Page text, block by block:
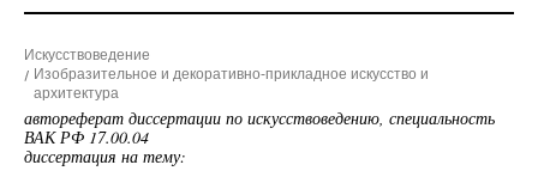
Искусствоведение
Изобразительное и декоративно-прикладное искусство и
архитектура
автореферат диссертации по искусствоведению, специальность
ВАК РФ 17.00.04
диссертация на тему: